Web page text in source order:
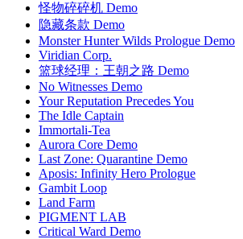
怪物碎碎机 Demo
隐藏条款 Demo
Monster Hunter Wilds Prologue Demo
Viridian Corp.
篮球经理：王朝之路 Demo
No Witnesses Demo
Your Reputation Precedes You
The Idle Captain
Immortali-Tea
Aurora Core Demo
Last Zone: Quarantine Demo
Aposis: Infinity Hero Prologue
Gambit Loop
Land Farm
PIGMENT LAB
Critical Ward Demo